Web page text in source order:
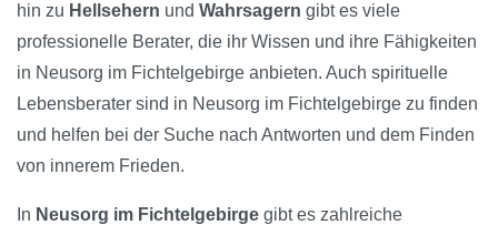
hin zu Hellsehern und Wahrsagern gibt es viele
professionelle Berater, die ihr Wissen und ihre Fähigkeiten
in Neusorg im Fichtelgebirge anbieten. Auch spirituelle
Lebensberater sind in Neusorg im Fichtelgebirge zu finden
und helfen bei der Suche nach Antworten und dem Finden
von innerem Frieden.
In Neusorg im Fichtelgebirge gibt es zahlreiche